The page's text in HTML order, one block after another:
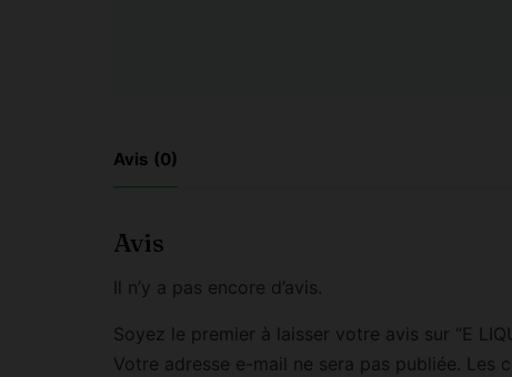
Avis (0)
Avis
Il n’y a pas encore d’avis.
Soyez le premier à laisser votre avis sur “E
Votre adresse e-mail ne sera pas publiée. Les